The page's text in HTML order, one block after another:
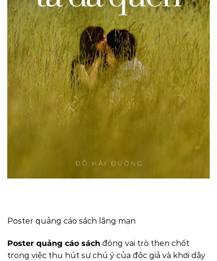
Poster quảng cáo sách lãng mạn
Poster quảng cáo sách đóng vai trò then chốt
trong việc thu hút sự chú ý của độc giả và khơi dậy